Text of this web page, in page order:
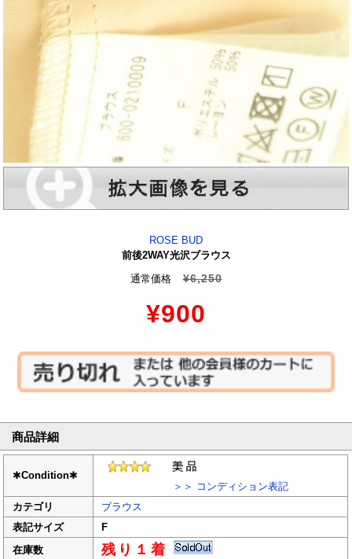
ROSE BUD
前後2WAY光沢ブラウス
通常価格
¥6,250
¥900
商品詳細
✱Condition✱
＞＞ コンディション表記
カテゴリ
ブラウス
表記サイズ
F
在庫数
残り１着